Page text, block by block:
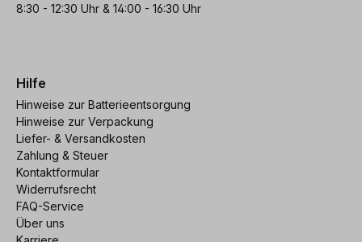
8:30 - 12:30 Uhr & 14:00 - 16:30 Uhr
Hilfe
Hinweise zur Batterieentsorgung
Hinweise zur Verpackung
Liefer- & Versandkosten
Zahlung & Steuer
Kontaktformular
Widerrufsrecht
FAQ-Service
Über uns